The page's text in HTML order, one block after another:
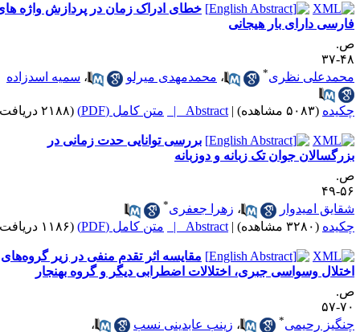
خطای ادراک زمان در پردازش واژه های
دارای بار هیجانی
۳۷
نظری
،محمدمهدی میرلو ،سمیه اسدزاده
(۵۰۸۳ مشاهده) |
Abstract | متن کامل (PDF) (۲۱۸۸ دریافت)
بررسی توانایی حدت زمانی در
جوان تک زبانه و دوزبانه
۴۹
امیدوار
،زهرا جعفری
(۳۲۸۰ مشاهده) |
Abstract | متن کامل (PDF) (۱۱۸۶ دریافت)
مقایسه اثر تقدم منفی در زیر گروه‌های
وسواسی جبری، اختلالات اضطرابی دیگر و گروه بهنجار
۵۷
رحیمی
،زینب عابدینی نسب
،